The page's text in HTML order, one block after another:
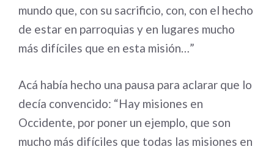
mundo que, con su sacrificio, con, con el hecho
de estar en parroquias y en lugares mucho
más difíciles que en esta misión…”
Acá había hecho una pausa para aclarar que lo
decía convencido: “Hay misiones en
Occidente, por poner un ejemplo, que son
mucho más difíciles que todas las misiones en